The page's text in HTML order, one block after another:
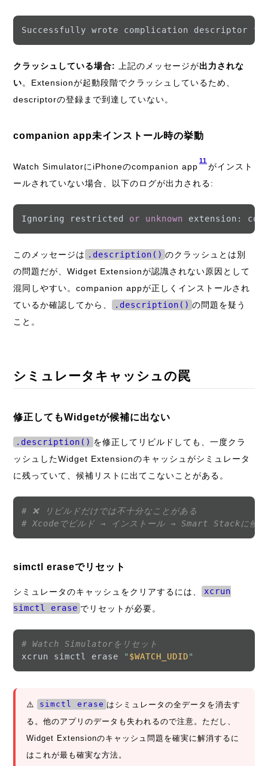
Successfully wrote complication descriptor
クラッシュしている場合: 上記のメッセージが出力されな
い。Extensionが起動段階でクラッシュしているため、
descriptorの登録まで到達していない。
companion app未インストール時の挙動
Watch SimulatorにiPhoneのcompanion app
11
がインスト
ールされていない場合、以下のログが出力される:
Ignoring restricted or unknown
このメッセージは .description() のクラッシュとは別
の問題だが、Widget Extensionが認識されない原因として
混同しやすい。companion appが正しくインストールされ
ているか確認してから、
.description() の問題を疑う
こと。
シミュレータキャッシュの罠
修正してもWidgetが候補に出ない
.description() を修正してリビルドしても、一度クラ
ッシュしたWidget Extensionのキャッシュがシミュレータ
に残っていて、候補リストに出てこないことがある。
# ❌ リビルドだけでは不十分なことがある
# Xcodeでビルド → インストール → Smart Stackに候補
simctl eraseでリセット
シミュレータのキャッシュをクリアするには、
xcrun
simctl erase でリセットが必要。
# Watch Simulatorをリセット
xcrun simctl erase
" $WATCH_UDID"
⚠️ simctl erase はシミュレータの全データを消去す
る。他のアプリのデータも失われるので注意。ただし、
Widget Extensionのキャッシュ問題を確実に解消するに
はこれが最も確実な方法。